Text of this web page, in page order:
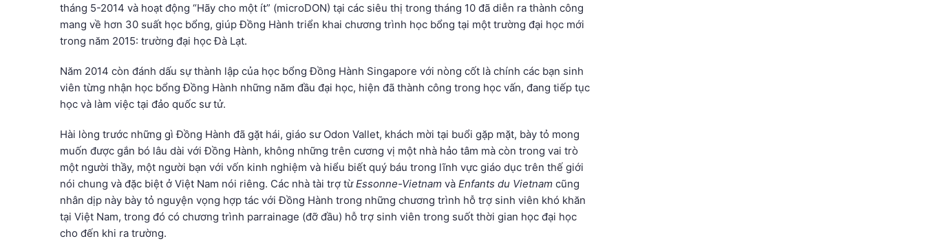
tháng 5-2014 và hoạt động “Hãy cho một ít” (microDON) tại các siêu thị trong tháng 10 đã diễn ra thành công
mang về hơn 30 suất học bổng, giúp Đồng Hành triển khai chương trình học bổng tại một trường đại học mới
trong năm 2015: trường đại học Đà Lạt.
Năm 2014 còn đánh dấu sự thành lập của học bổng Đồng Hành Singapore với nòng cốt là chính các bạn sinh
viên từng nhận học bổng Đồng Hành những năm đầu đại học, hiện đã thành công trong học vấn, đang tiếp tục
học và làm việc tại đảo quốc sư tử.
Hài lòng trước những gì Đồng Hành đã gặt hái, giáo sư Odon Vallet, khách mời tại buổi gặp mặt, bày tỏ mong
muốn được gắn bó lâu dài với Đồng Hành, không những trên cương vị một nhà hảo tâm mà còn trong vai trò
một người thầy, một người bạn với vốn kinh nghiệm và hiểu biết quý báu trong lĩnh vực giáo dục trên thế giới
nói chung và đặc biệt ở Việt Nam nói riêng. Các nhà tài trợ từEssonne-Vietnam và Enfants du Vietnam cũng
nhân dịp này bày tỏ nguyện vọng hợp tác với Đồng Hành trong những chương trình hỗ trợ sinh viên khó khăn
tại Việt Nam, trong đó có chương trình parrainage (đỡ đầu) hỗ trợ sinh viên trong suốt thời gian học đại học
cho đến khi ra trường.